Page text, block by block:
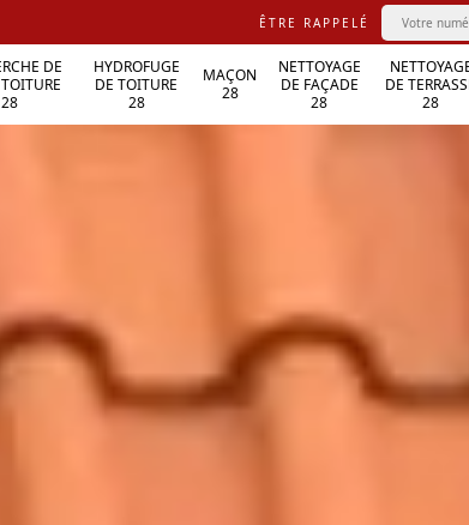
ÊTRE RAPPELÉ
DE
28
HYDROFUGE
DE TOITURE
28
MAÇON
28
NETTOYAGE
DE FAÇADE
28
DE
28